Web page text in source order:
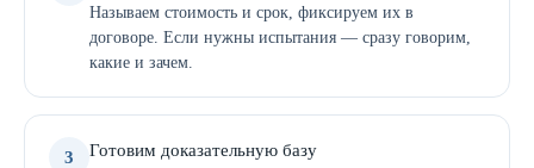
Называем стоимость и срок, фиксируем их в
договоре. Если нужны испытания — сразу говорим,
какие и зачем.
3 Готовим доказательную базу